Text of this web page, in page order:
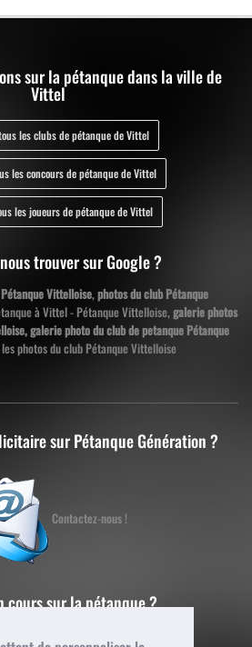
sur la pétanque dans la ville de
Vittel
les clubs de pétanque de Vittel
les concours de pétanque de Vittel
les joueurs de pétanque de Vittel
trouver sur Google ?
Vittelloise,photos du club Pétanque
à Vittel - Pétanque Vittelloise,galerie photos
galerie photo du club de petanque Pétanque
photos du club Pétanque Vittelloise
sur Pétanque Génération ?
Contactez-nous !
cours sur la pétanque ?